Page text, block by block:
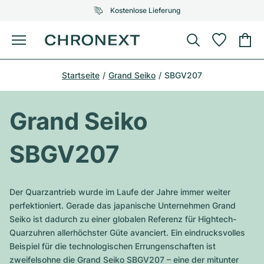
Kostenlose Lieferung
Menü
Uhr kaufen
AUSGEWÄHLTE MARKEN
Top-Modelle
Omega
Alle Omega Modelle
Top-Modelle
Patek Philippe
Alle Patek Philippe Modelle
Top-Modelle
Alle Audemars Piguet Modelle
Cartier
Breitling
Certified Pre-Owned
Uhr verkaufen
AUSGEWÄHLTE MARKEN
Tiffany
Louis Vuitton
Van Cleef & Arpels
Bvlgari
Neuzugänge
Service
Startseite Grand Seiko SBGV207
Grand Seiko
SBGV207
Der Quarzantrieb wurde im Laufe der Jahre immer weiter
perfektioniert. Gerade das japanische Unternehmen Grand
Seiko ist dadurch zu einer globalen Referenz für Hightech-
Quarzuhren allerhöchster Güte avanciert. Ein eindrucksvolles
Beispiel für die technologischen Errungenschaften ist
zweifelsohne die Grand Seiko SBGV207 – eine der mitunter